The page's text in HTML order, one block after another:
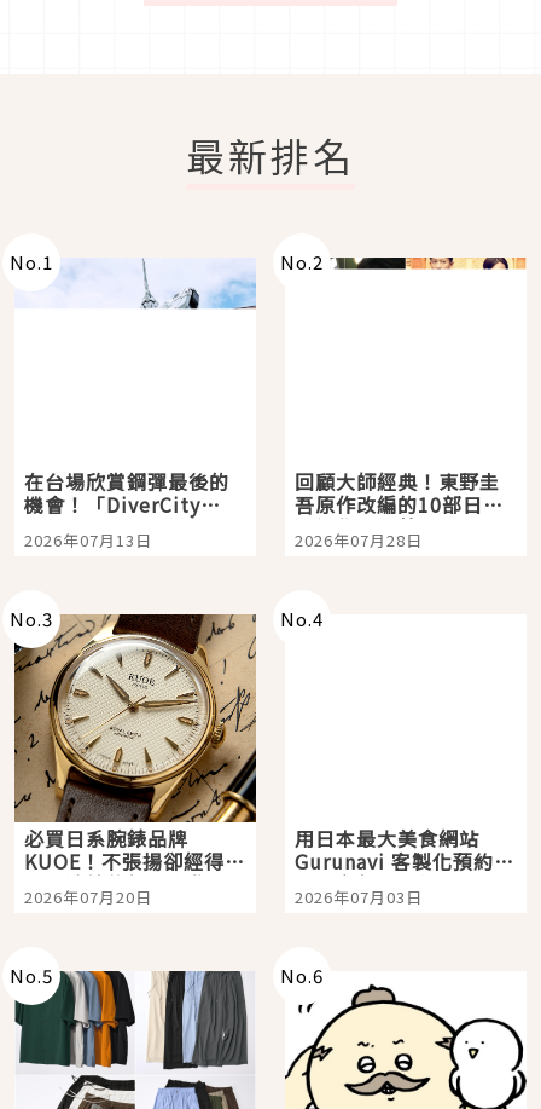
最新排名
No.1
在台場欣賞鋼彈最後的
機會！「DiverCity
Tokyo Plaza」搭船、
購物、美食及夜景，一
2026年07月13日
No.2
回顧大師經典！東野圭
吾原作改編的10部日本
影視作品推薦
2026年07月28日
No.3
必買日系腕錶品牌
KUOE！不張揚卻經得起
時間洗鍊的經典之作五
選
2026年07月20日
No.4
用日本最大美食網站
Gurunavi 客製化預約九
大都市餐廳，打造專屬
美食體驗！
2026年07月03日
No.5 No.6